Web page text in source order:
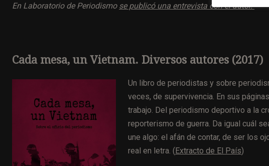
En Laboratorio de Periodismo se publicó una entrevista con el autor.
Cada mesa, un Vietnam. Diversos autores (2017)
Un libro de periodistas y sobre
veces, de supervivencia. En sus
trabajo. Del periodismo deportivo a la
reporterismo de guerra. Da igual cuál
une algo: el afán de contar, de ser los
real en letra. (Extracto de El País)